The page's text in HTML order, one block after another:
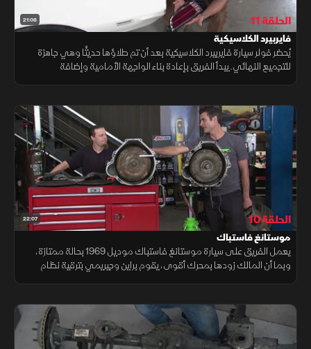
21:08 الحلقة 11
فايربيرد الكلاسيكية
يُحضر فولر سيارة فايربيرد الكلاسيكية بعد أن تم طلاؤها حديثًا وهي جاهزة
للتجميع النهائي. يبدأ الفريق بإعادة بناء الواجهة الأمامية وإضافة
22:07 الحلقة 10
موستانغ فاستباك
يعمل الفريق على سيارة موستانغ فاستباك موديل 1969 بحالة ممتازة،
وبما أن المالك زودها بمحرك أقوى، يقوم براين وجيريمي بترقية نظام